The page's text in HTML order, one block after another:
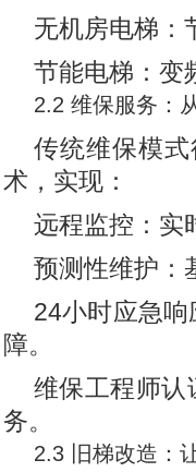
无机房电梯：
节能电梯：变
2.2 维保服务：
传统维保模
术，实现：
远程监控：实
预测性维护：
24小时应急
障。
维保工程师认
务。
2.3 旧梯改造：